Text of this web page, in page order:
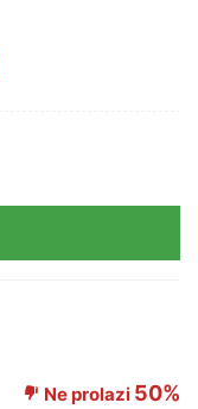
Ne prolazi 50%